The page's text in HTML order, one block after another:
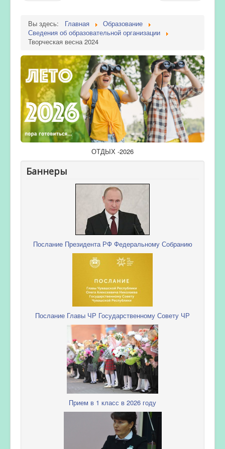
Вы здесь: Главная
Образование
Сведения об образовательной организации
Творческая весна 2024
ОТДЫХ -2026
Баннеры
Послание Президента РФ Федеральному Собранию
Послание Главы ЧР Государственному Совету ЧР
Прием в 1 класс в 2026 году